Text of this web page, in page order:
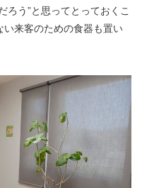
ろう”と思ってとっておくこ
い来客のための食器も置い